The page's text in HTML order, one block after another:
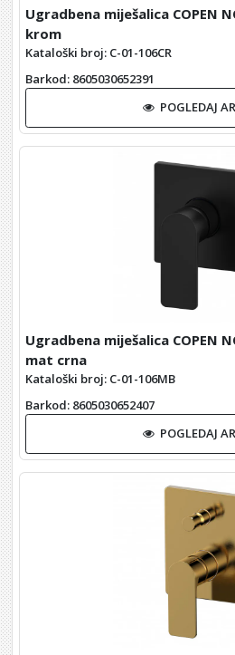
Ugradbena miješalica COPEN
krom
Kataloški broj: C-01-106CR
Barkod: 8605030652391
POGLEDAJ
Ugradbena miješalica COPEN
mat crna
Kataloški broj: C-01-106MB
Barkod: 8605030652407
POGLEDAJ